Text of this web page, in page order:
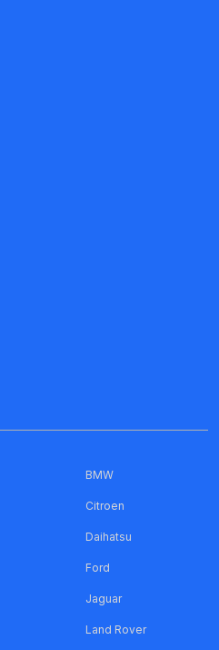
BMW
Citroen
Daihatsu
Ford
Jaguar
Land Rover